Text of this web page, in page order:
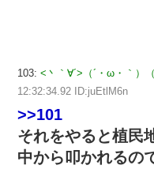
103: <丶｀∀´>（´・ω・｀）
12:32:34.92 ID:juEtlM6n
>>101
それをやると植民
中から叩かれるの